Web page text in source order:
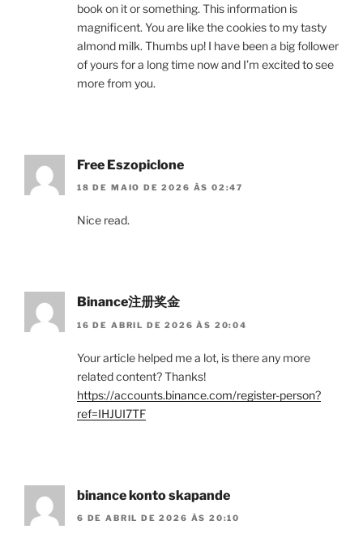
book on it or something. This information is
magnificent. You are like the cookies to my tasty
almond milk. Thumbs up! I have been a big follower
of yours for a long time now and I’m excited to see
more from you.
Free Eszopiclone
18 DE MAIO DE 2026 ÀS 02:47
Nice read.
Binance注册奖金
16 DE ABRIL DE 2026 ÀS 20:04
Your article helped me a lot, is there any more
related content? Thanks!
https://accounts.binance.com/register-person?
ref=IHJUI7TF
binance konto skapande
6 DE ABRIL DE 2026 ÀS 20:10